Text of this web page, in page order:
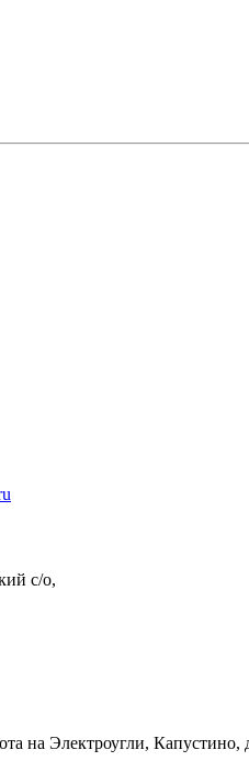
с/о,
на Электроугли,